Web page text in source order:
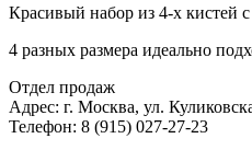
Красивый набор из 4-х кистей
4 разных размера идеально
Отдел продаж
Адрес: г. Москва, ул.
Телефон: 8 (915) 027-27-23